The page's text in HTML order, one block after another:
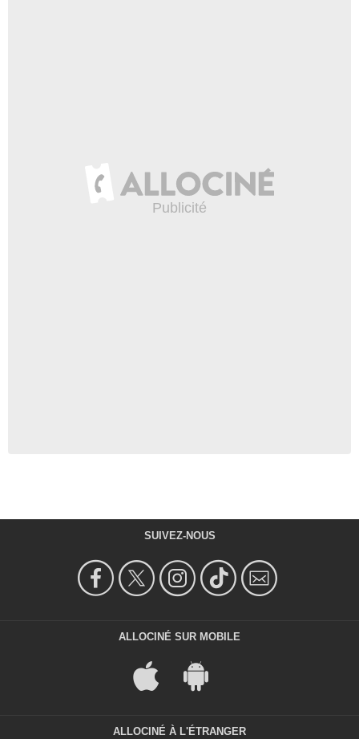
SUIVEZ-NOUS
ALLOCINÉ SUR MOBILE
ALLOCINÉ À L'ÉTRANGER